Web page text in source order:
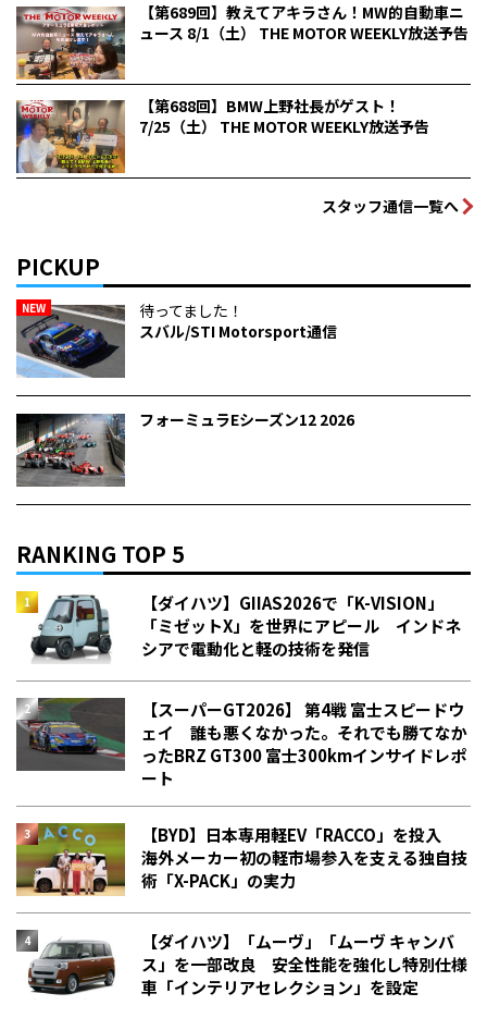
【第689回】教えてアキラさん！MW的自動車ニ
ュース 8/1（土） THE MOTOR WEEKLY放送予告
【第688回】BMW上野社長がゲスト！
7/25（土） THE MOTOR WEEKLY放送予告
スタッフ通信一覧へ
PICKUP
NEW
待ってました！
スバル/STI Motorsport通信
フォーミュラEシーズン12 2026
RANKING TOP 5
【ダイハツ】GIIAS2026で「K-VISION」
「ミゼットX」を世界にアピール インドネ
シアで電動化と軽の技術を発信
【スーパーGT2026】 第4戦 富士スピードウ
ェイ 誰も悪くなかった。それでも勝てなか
った――BRZ GT300 富士300kmインサイドレポ
ート
【BYD】日本専用軽EV「RACCO」を投入
海外メーカー初の軽市場参入を支える独自技
術「X-PACK」の実力
【ダイハツ】「ムーヴ」「ムーヴ キャンバ
ス」を一部改良 安全性能を強化し特別仕様
車「インテリアセレクション」を設定